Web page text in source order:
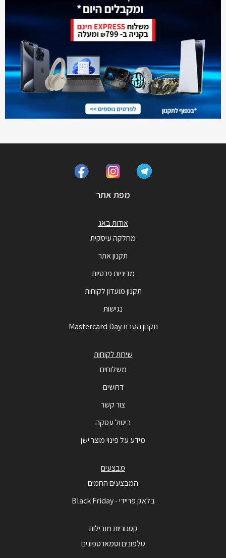
מפת אתר
אודות באג
מחלקה עיסקית
תקנון אתר
מדיניות פרטיות
תקנון מועדון לקוחות
נגישות
תקנון הטבת Mastercard Day
שירות לקוחות
משלוחים
דרושים
צור קשר
ביטול עסקה
מידע על פינוי מוצר ישן
מבצעים
המבצעים החמים
בלאק פריידי - Black Friday
קטגוריות מובילות
טלפונים וסמארטפונים